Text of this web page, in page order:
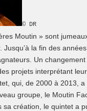
© DR
Moutin » sont
la fin des
Un changement
projets interprétant
qui, de 2000 à 2013,
groupe, le Moutin
création, le quintet a